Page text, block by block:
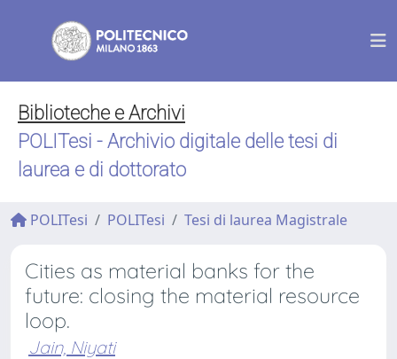
Biblioteche e Archivi
POLITesi - Archivio digitale delle tesi di
laurea e di dottorato
POLITesi POLITesi Tesi di laurea Magistrale
Cities as material banks for the
future: closing the material resource
loop.
Jain, Niyati